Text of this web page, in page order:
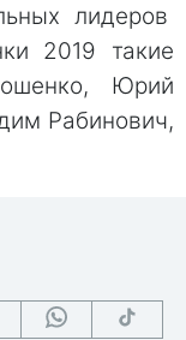
лидеров
2019 такие
Юрий
Рабинович,